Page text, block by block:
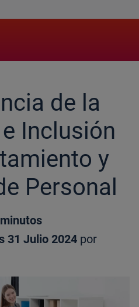
de la
Inclusión
y
Personal
31 Julio 2024 por